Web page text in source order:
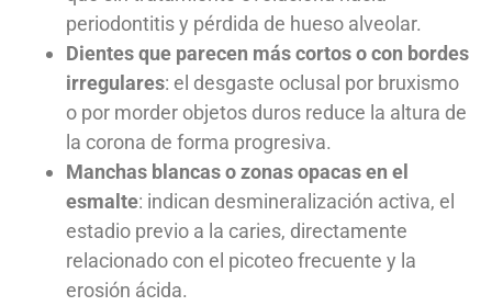
periodontitis y pérdida de hueso alveolar.
Dientes que parecen más cortos o con bordes
irregulares: el desgaste oclusal por bruxismo
o por morder objetos duros reduce la altura de
la corona de forma progresiva.
Manchas blancas o zonas opacas en el
esmalte: indican desmineralización activa, el
estadio previo a la caries, directamente
relacionado con el picoteo frecuente y la
erosión ácida.